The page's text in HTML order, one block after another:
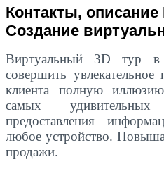
Контакты,
Создание
Виртуальный 3D тур
совершить
клиента полную
самых
предоставления
любое устройство.
продажи.